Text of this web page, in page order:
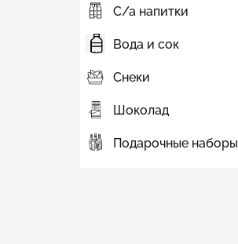
С/а напитки
Вода и сок
Снеки
Шоколад
Подарочные наборы